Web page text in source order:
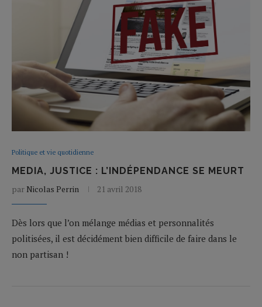
Politique et vie quotidienne
MEDIA, JUSTICE : L’INDÉPENDANCE SE MEURT
par Nicolas Perrin 21 avril 2018
Dès lors que l’on mélange médias et personnalités
politisées, il est décidément bien difficile de faire dans le
non partisan !